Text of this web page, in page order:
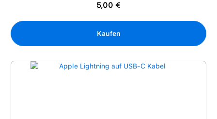
5,00 €
Kaufen